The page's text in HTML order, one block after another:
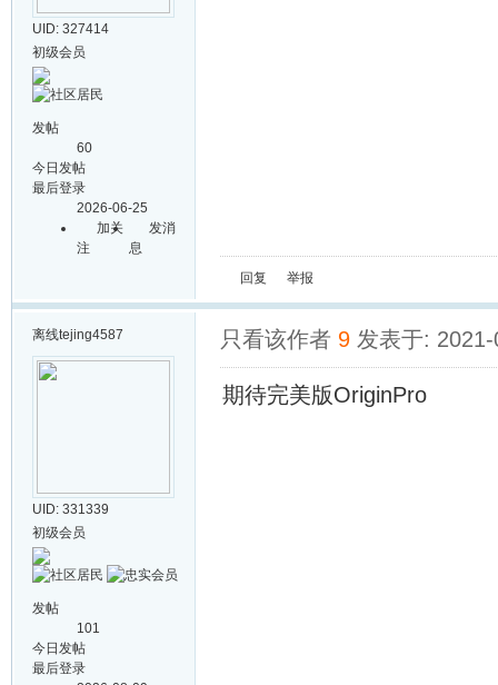
UID: 327414
初级会员
发帖
60
今日发帖
最后登录
2026-06-25
加关
注
发消
息
回复 举报
离线tejing4587
UID: 331339
初级会员
发帖
101
今日发帖
最后登录
只看该作者 9 发表于:
期待完美版OriginPro